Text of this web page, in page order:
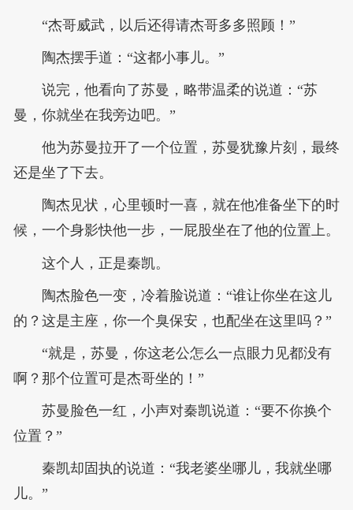
“杰哥威武，以后还得请杰哥多多照顾！”
陶杰摆手道：“这都小事儿。”
说完，他看向了苏曼，略带温柔的说道：“苏
曼，你就坐在我旁边吧。”
他为苏曼拉开了一个位置，苏曼犹豫片刻，最终
还是坐了下去。
陶杰见状，心里顿时一喜，就在他准备坐下的时
候，一个身影快他一步，一屁股坐在了他的位置上。
这个人，正是秦凯。
陶杰脸色一变，冷着脸说道：“谁让你坐在这儿
的？这是主座，你一个臭保安，也配坐在这里吗？”
“就是，苏曼，你这老公怎么一点眼力见都没有
啊？那个位置可是杰哥坐的！”
苏曼脸色一红，小声对秦凯说道：“要不你换个
位置？”
秦凯却固执的说道：“我老婆坐哪儿，我就坐哪
儿。”